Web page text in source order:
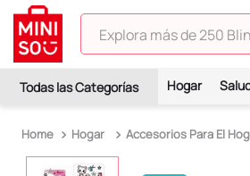
Explora más de 250 Blind
Hogar
Hogar Accesorios Para El
TÉRMINOS MÁS
2.
spiderman